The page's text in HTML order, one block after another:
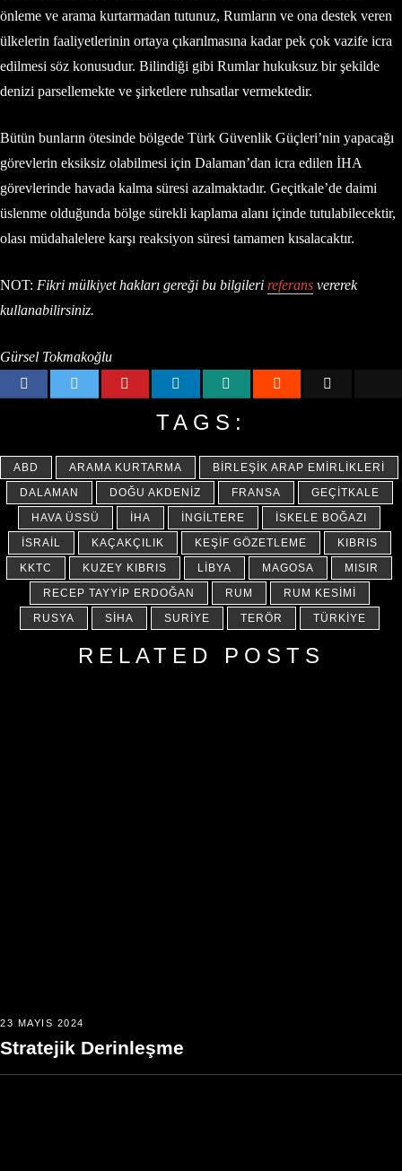
önleme ve arama kurtarmadan tutunuz, Rumların ve ona destek veren
ülkelerin faaliyetlerinin ortaya çıkarılmasına kadar pek çok vazife icra
edilmesi söz konusudur. Bilindiği gibi Rumlar hukuksuz bir şekilde
denizi parsellemekte ve şirketlere ruhsatlar vermektedir.
Bütün bunların ötesinde bölgede Türk Güvenlik Güçleri’nin yapacağı
görevlerin eksiksiz olabilmesi için Dalaman’dan icra edilen İHA
görevlerinde havada kalma süresi azalmaktadır. Geçitkale’de daimi
üslenme olduğunda bölge sürekli kaplama alanı içinde tutulabilecektir,
olası müdahalelere karşı reaksiyon süresi tamamen kısalacaktır.
NOT: Fikri mülkiyet hakları gereği bu bilgileri referans vererek
kullanabilirsiniz.
Gürsel Tokmakoğlu
TAGS:
ABD ARAMA KURTARMA
BIRLEŞIK ARAP EMIRLIKLERI
DALAMAN
DOĞU AKDENIZ FRANSA
GEÇITKALE
HAVA ÜSSÜ
İHA İNGILTERE
İSKELE BOĞAZI
İSRAIL
KAÇAKÇILIK KEŞIF GÖZETLEME
KIBRIS
KKTC
KUZEY KIBRIS LIBYA MAGOSA
MISIR
RECEP TAYYIP ERDOĞAN
RUM
RUM KESIMI
RUSYA
SİHA SURIYE TERÖR TÜRKIYE
RELATED POSTS
23 MAYIS 2024
Stratejik Derinleşme